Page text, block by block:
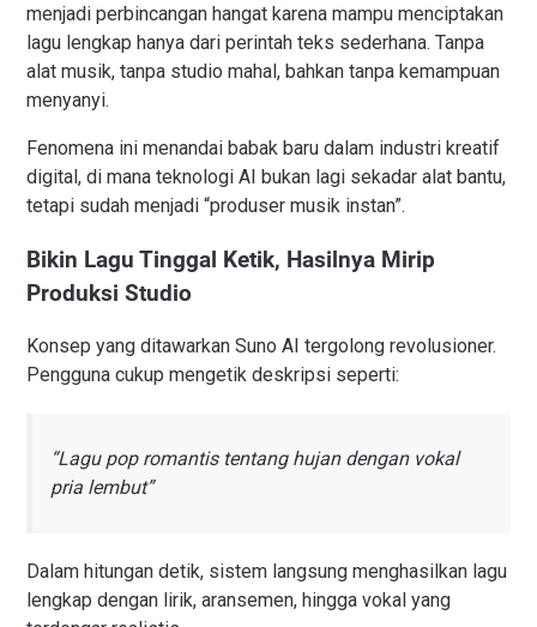
menjadi perbincangan hangat karena mampu menciptakan
lagu lengkap hanya dari perintah teks sederhana. Tanpa
alat musik, tanpa studio mahal, bahkan tanpa kemampuan
menyanyi.
Fenomena ini menandai babak baru dalam industri kreatif
digital, di mana teknologi AI bukan lagi sekadar alat bantu,
tetapi sudah menjadi “produser musik instan”.
Bikin Lagu Tinggal Ketik, Hasilnya Mirip
Produksi Studio
Konsep yang ditawarkan Suno AI tergolong revolusioner.
Pengguna cukup mengetik deskripsi seperti:
“Lagu pop romantis tentang hujan dengan vokal
pria lembut”
Dalam hitungan detik, sistem langsung menghasilkan lagu
lengkap dengan lirik, aransemen, hingga vokal yang